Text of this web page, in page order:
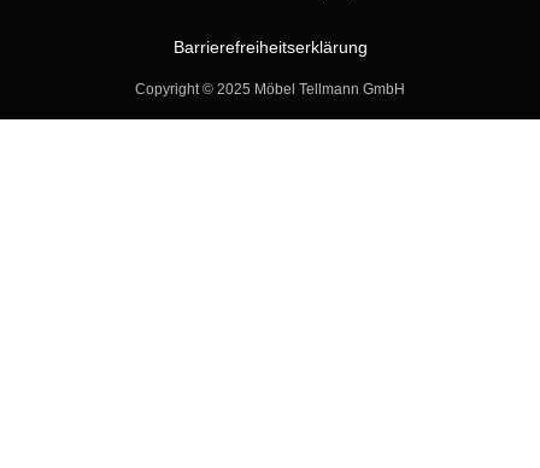
Copyright © 2025 Möbel Tellmann GmbH
Barrierefreiheitserklärung